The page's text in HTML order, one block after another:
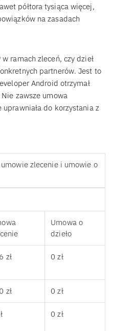
półtora tysiąca więcej,
na zasadach
ramach zleceń, czy dzieł
partnerów. Jest to
Android otrzymał
zawsze umowa
do korzystania z
zlecenie i umowie o
Umowa o
dzieło
zł 0 zł
zł 0 zł
0 zł